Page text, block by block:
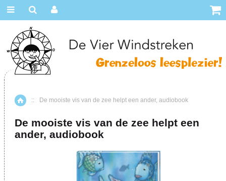
Home
:: De mooiste vis van de zee helpt een ander, audiobook
De mooiste vis van de zee helpt een
ander, audiobook